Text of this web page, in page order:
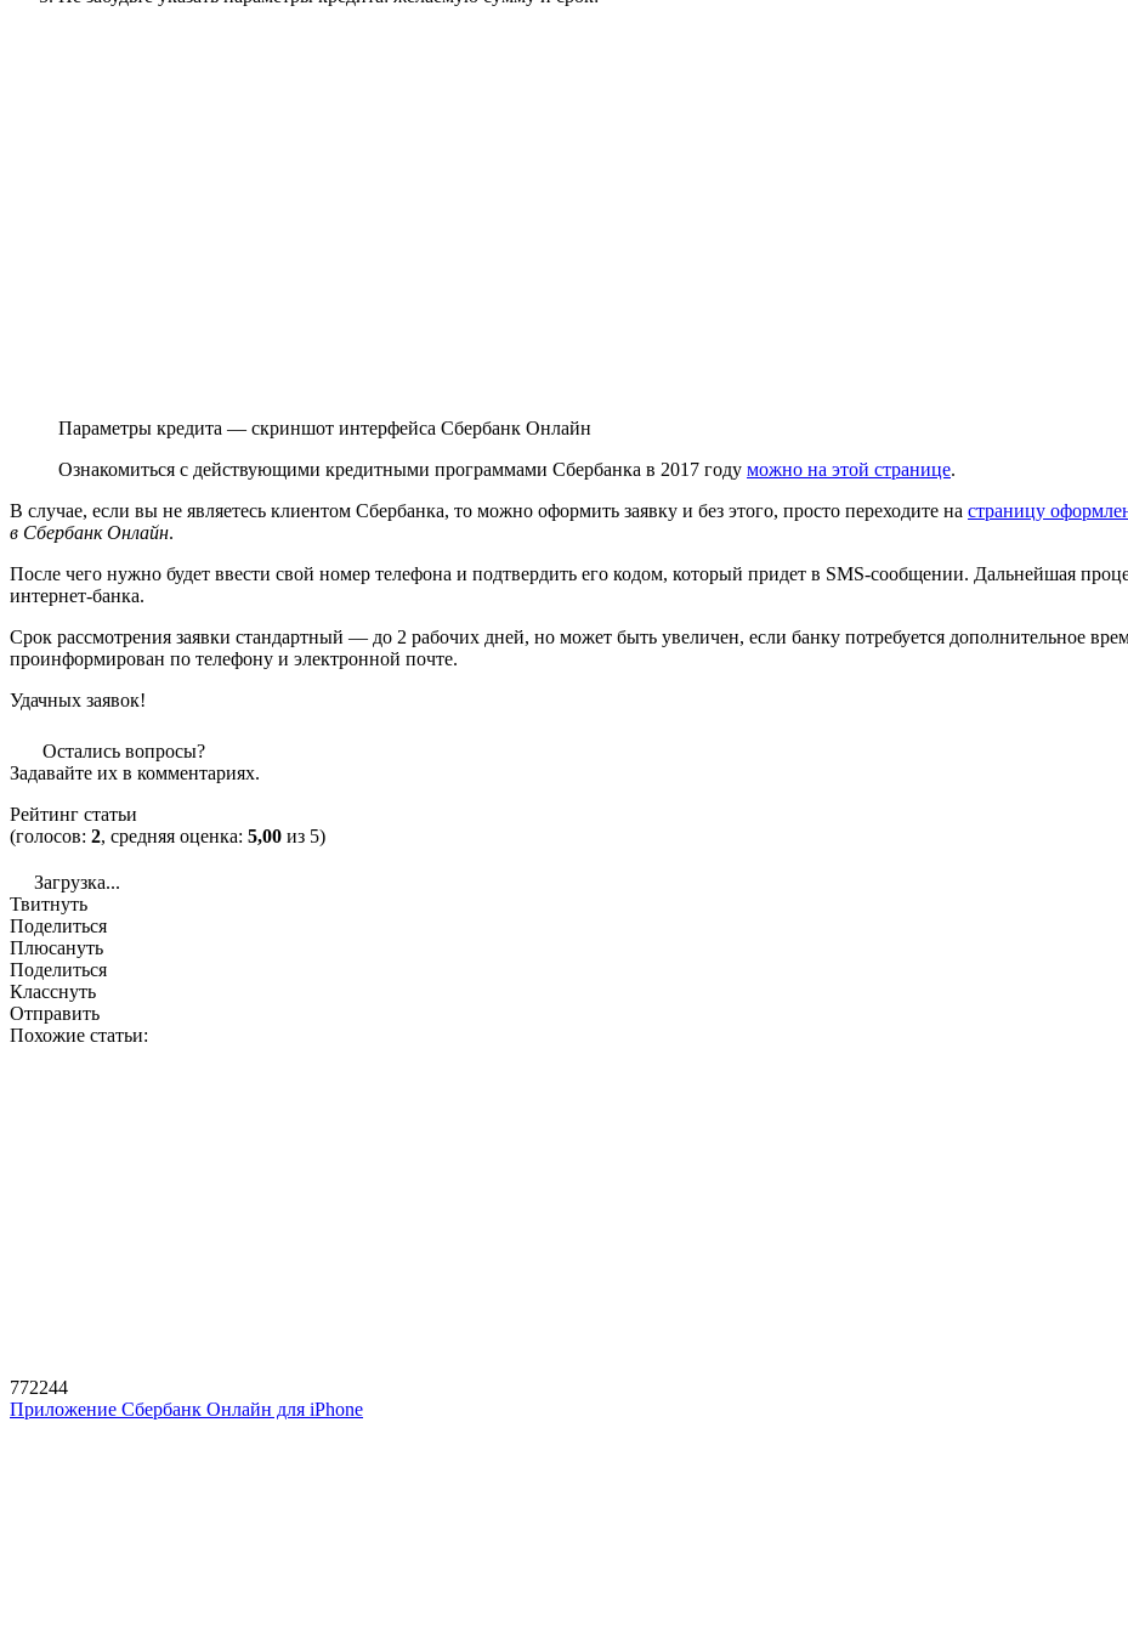
Параметры кредита — скриншот интерфейса Сбербанк Онлайн
Ознакомиться с действующими кредитными программами Сбербанка в 2017 году можно на этой странице.
В случае, если вы не являетесь клиентом Сбербанка, то можно оформить заявку и без этого, просто переходите на страницу
в Сбербанк Онлайн.
После чего нужно будет ввести свой номер телефона и подтвердить его кодом, который придет в SMS-сообщении. Дальнейшая
интернет-банка.
Срок рассмотрения заявки стандартный — до 2 рабочих дней, но может быть увеличен, если банку потребуется дополнительное
проинформирован по телефону и электронной почте.
Удачных заявок!
Остались вопросы?
Задавайте их в комментариях.
Рейтинг статьи
(голосов: 2, средняя оценка: 5,00 из 5)
Загрузка...
Твитнуть
Поделиться
Плюсануть
Поделиться
Класснуть
Отправить
Похожие статьи:
772244
Приложение Сбербанк Онлайн для iPhone